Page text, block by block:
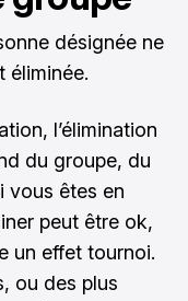
désignée ne
éliminée.
l’élimination
du groupe, du
vous êtes en
peut être ok,
un effet tournoi.
ou des plus